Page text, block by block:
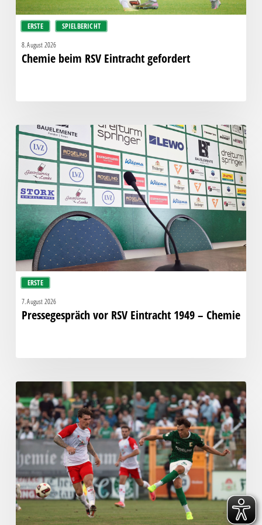
ERSTE SPIELBERICHT
8. August 2026
Chemie beim RSV Eintracht gefordert
ERSTE
Pressegespräch
RSV
Eintracht
1949
–
Chemie
7. August 2026
Pressegespräch vor RSV Eintracht 1949 – Chemie
Pleite:
Chemie
kassiert
späten
Knockout
gegen
Halle